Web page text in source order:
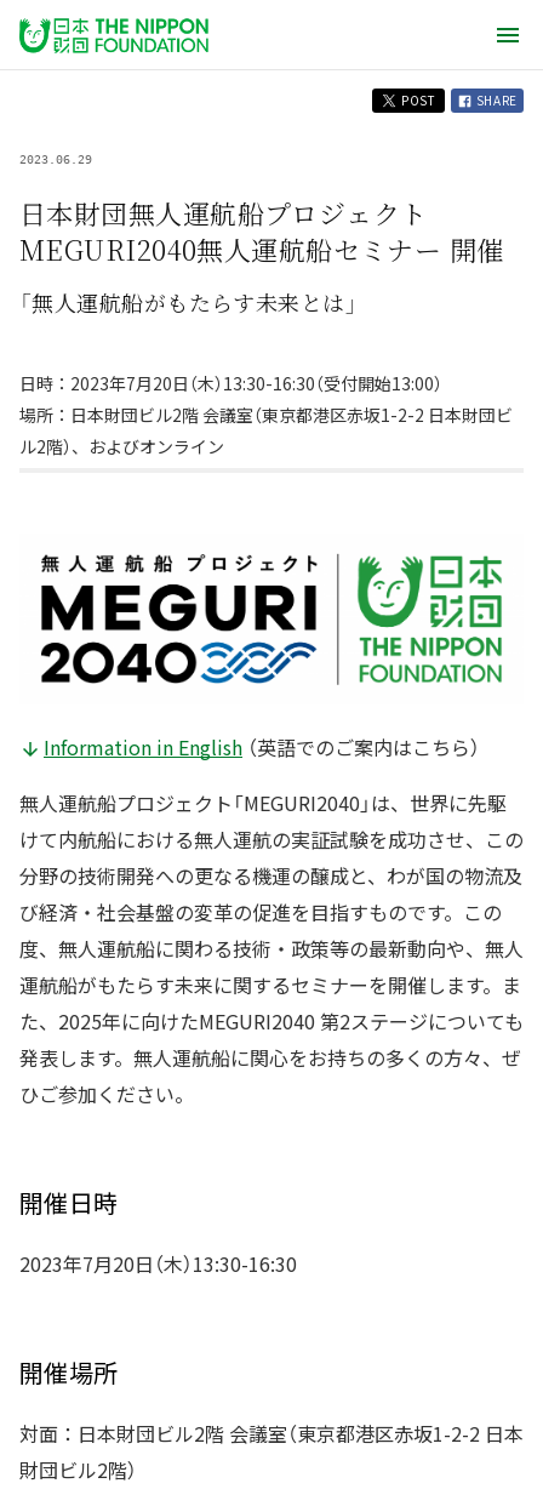
POST SHARE
2023.06.29
日本財団無人運航船プロジェクト
MEGURI2040無人運航船セミナー 開催
「無人運航船がもたらす未来とは」
日時：2023年7月20日（木）13:30-16:30（受付開始13:00）
場所：日本財団ビル2階 会議室（東京都港区赤坂1-2-2 日本財団ビ
ル2階）、およびオンライン
Information in English （英語でのご案内はこちら）
無人運航船プロジェクト「MEGURI2040」は、世界に先駆
けて内航船における無人運航の実証試験を成功させ、この
分野の技術開発への更なる機運の醸成と、わが国の物流及
び経済・社会基盤の変革の促進を目指すものです。この
度、無人運航船に関わる技術・政策等の最新動向や、無人
運航船がもたらす未来に関するセミナーを開催します。ま
た、2025年に向けたMEGURI2040 第2ステージについても
発表します。無人運航船に関心をお持ちの多くの方々、ぜ
ひご参加ください。
開催日時
2023年7月20日（木）13:30-16:30
開催場所
対面：日本財団ビル2階 会議室（東京都港区赤坂1-2-2 日本
財団ビル2階）